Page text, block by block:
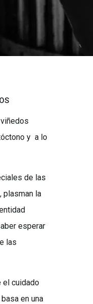
y a lo
de las
plasman la
esperar
las
el cuidado
en una